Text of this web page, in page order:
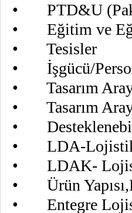
• PTD&U
• Eğitim ve
• Tesisler
• İşgücü/
• Tasarım
• Tasarım
•
• LDA-Lojistik
• LDAK-
• Ürün
• Entegre